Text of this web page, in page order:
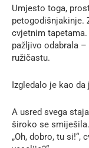
Umjesto toga,
petogodišnjakinje.
cvjetnim
pažljivo odabrala
ružičastu.
Izgledalo je kao
A usred svega
široko se smiješila.
„Oh, dobro, tu si!“,